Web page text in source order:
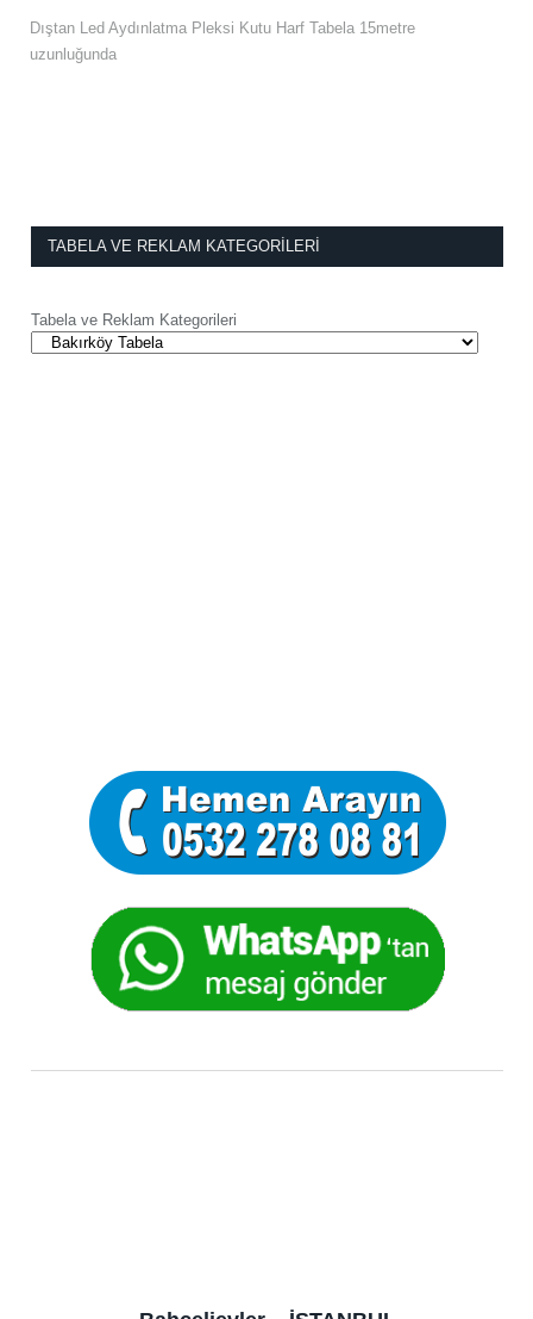
Dıştan Led Aydınlatma Pleksi Kutu Harf Tabela 15metre
uzunluğunda
TABELA VE REKLAM KATEGORILERI
Tabela ve Reklam Kategorileri